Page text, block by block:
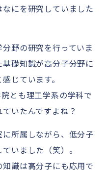
にを研究していました
野の研究を行っていま
礎知識が高分子分野に
じています。
とも理工学系の学科で
いたんですよね？
所属しながら、低分子
いました（笑）。
識は高分子にも応用で